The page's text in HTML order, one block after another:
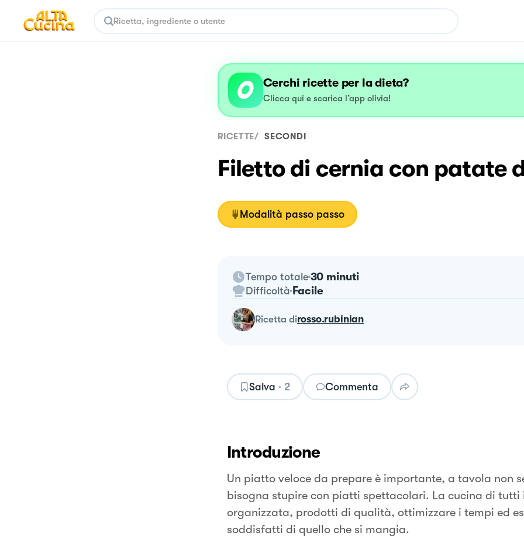
Cerchi ricette per la dieta?
Clicca qui e scarica l’app olivia!
RICETTE/ SECONDI
Filetto di cernia con patate
Modalità passo passo
Tempo totale 30 minuti
Difficoltà Facile
ricetta dirosso.rubinian
Salva · 2 Commenta
Introduzione
Un piatto veloce da prepare è importante, a tavola non
bisogna stupire con piatti spettacolari. La cucina di tutti
organizzata, prodotti di qualità, ottimizzare i tempi ed
soddisfatti di quello che si mangia.